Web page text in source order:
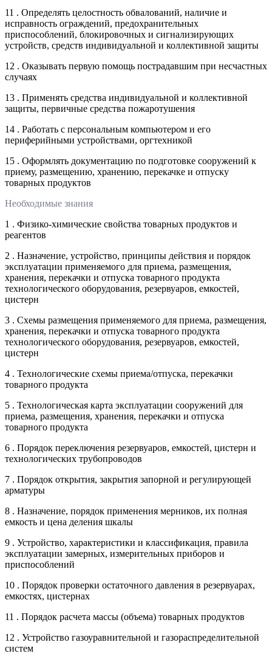
11 . Определять целостность обвалований, наличие и
исправность ограждений, предохранительных
приспособлений, блокировочных и сигнализирующих
устройств, средств индивидуальной и коллективной защиты
12 . Оказывать первую помощь пострадавшим при несчастных
случаях
13 . Применять средства индивидуальной и коллективной
защиты, первичные средства пожаротушения
14 . Работать с персональным компьютером и его
периферийными устройствами, оргтехникой
15 . Оформлять документацию по подготовке сооружений к
приему, размещению, хранению, перекачке и отпуску
товарных продуктов
Необходимые знания
1 . Физико-химические свойства товарных продуктов и
реагентов
2 . Назначение, устройство, принципы действия и порядок
эксплуатации применяемого для приема, размещения,
хранения, перекачки и отпуска товарного продукта
технологического оборудования, резервуаров, емкостей,
цистерн
3 . Схемы размещения применяемого для приема, размещения,
хранения, перекачки и отпуска товарного продукта
технологического оборудования, резервуаров, емкостей,
цистерн
4 . Технологические схемы приема/отпуска, перекачки
товарного продукта
5 . Технологическая карта эксплуатации сооружений для
приема, размещения, хранения, перекачки и отпуска
товарного продукта
6 . Порядок переключения резервуаров, емкостей, цистерн и
технологических трубопроводов
7 . Порядок открытия, закрытия запорной и регулирующей
арматуры
8 . Назначение, порядок применения мерников, их полная
емкость и цена деления шкалы
9 . Устройство, характеристики и классификация, правила
эксплуатации замерных, измерительных приборов и
приспособлений
10 . Порядок проверки остаточного давления в резервуарах,
емкостях, цистернах
11 . Порядок расчета массы (объема) товарных продуктов
12 . Устройство газоуравнительной и газораспределительной
систем